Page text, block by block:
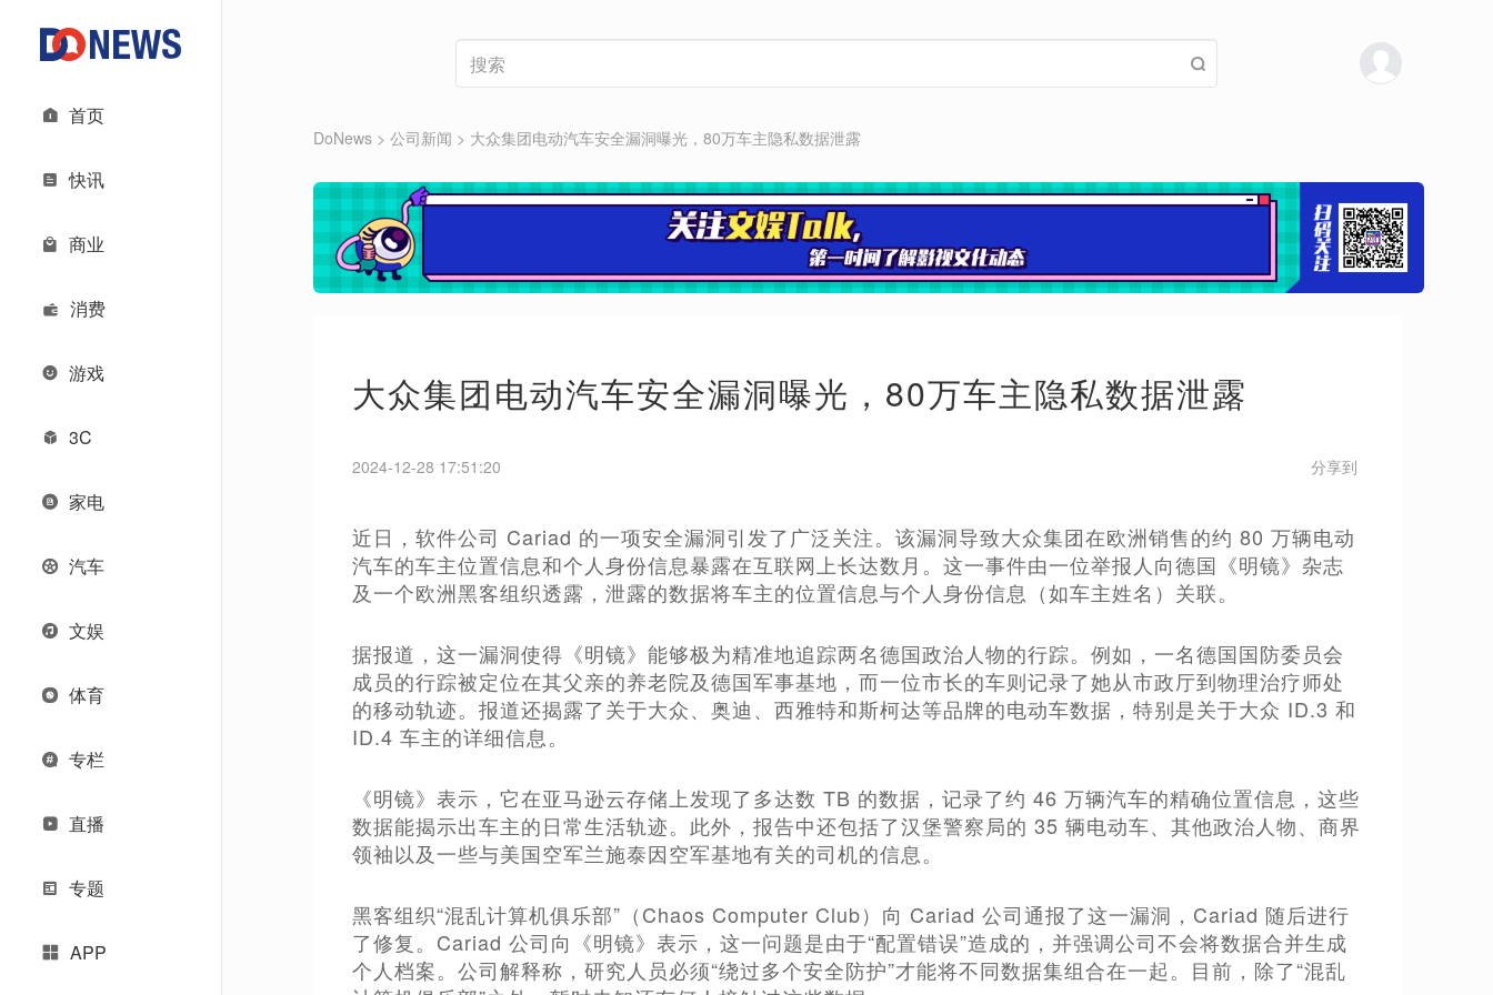
首页
快讯
商业
消费
游戏
3C
家电
汽车
文娱
体育
专栏
直播
专题
APP
DoNews > 公司新闻 > 大众集团电动汽车安全漏洞曝光，80万车主隐私数据泄露
大众集团电动汽车安全漏洞曝光，80万车主隐私数据泄露
2024-12-28 17:51:20 分享到
近日，软件公司 Cariad 的一项安全漏洞引发了广泛关注。该漏洞导致大众集团在欧洲销售的约 80 万辆电动
汽车的车主位置信息和个人身份信息暴露在互联网上长达数月。这一事件由一位举报人向德国《明镜》杂志
及一个欧洲黑客组织透露，泄露的数据将车主的位置信息与个人身份信息（如车主姓名）关联。
据报道，这一漏洞使得《明镜》能够极为精准地追踪两名德国政治人物的行踪。例如，一名德国国防委员会
成员的行踪被定位在其父亲的养老院及德国军事基地，而一位市长的车则记录了她从市政厅到物理治疗师处
的移动轨迹。报道还揭露了关于大众、奥迪、西雅特和斯柯达等品牌的电动车数据，特别是关于大众 ID.3 和
ID.4 车主的详细信息。
《明镜》表示，它在亚马逊云存储上发现了多达数 TB 的数据，记录了约 46 万辆汽车的精确位置信息，这些
数据能揭示出车主的日常生活轨迹。此外，报告中还包括了汉堡警察局的 35 辆电动车、其他政治人物、商界
领袖以及一些与美国空军兰施泰因空军基地有关的司机的信息。
黑客组织“混乱计算机俱乐部”（Chaos Computer Club）向 Cariad 公司通报了这一漏洞，Cariad 随后进行
了修复。Cariad 公司向《明镜》表示，这一问题是由于“配置错误”造成的，并强调公司不会将数据合并生成
个人档案。公司解释称，研究人员必须“绕过多个安全防护”才能将不同数据集组合在一起。目前，除了“混乱